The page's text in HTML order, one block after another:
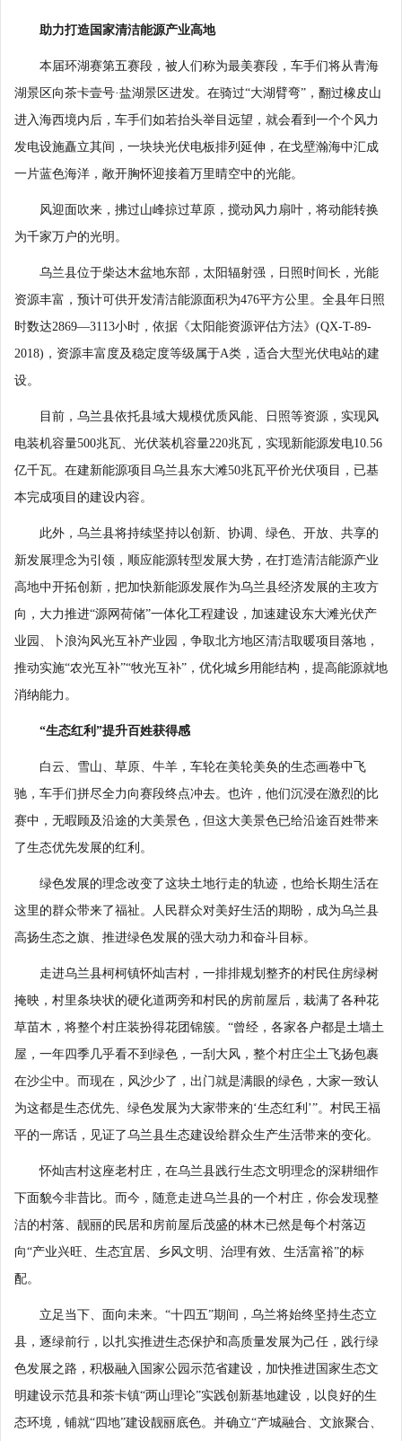
助力打造国家清洁能源产业高地
本届环湖赛第五赛段，被人们称为最美赛段，车手们将从青海
湖景区向茶卡壹号·盐湖景区进发。在骑过“大湖臂弯”，翻过橡皮山
进入海西境内后，车手们如若抬头举目远望，就会看到一个个风力
发电设施矗立其间，一块块光伏电板排列延伸，在戈壁瀚海中汇成
一片蓝色海洋，敞开胸怀迎接着万里晴空中的光能。
风迎面吹来，拂过山峰掠过草原，搅动风力扇叶，将动能转换
为千家万户的光明。
乌兰县位于柴达木盆地东部，太阳辐射强，日照时间长，光能
资源丰富，预计可供开发清洁能源面积为476平方公里。全县年日照
时数达2869—3113小时，依据《太阳能资源评估方法》(QX-T-89-
2018)，资源丰富度及稳定度等级属于A类，适合大型光伏电站的建
设。
目前，乌兰县依托县域大规模优质风能、日照等资源，实现风
电装机容量500兆瓦、光伏装机容量220兆瓦，实现新能源发电10.56
亿千瓦。在建新能源项目乌兰县东大滩50兆瓦平价光伏项目，已基
本完成项目的建设内容。
此外，乌兰县将持续坚持以创新、协调、绿色、开放、共享的
新发展理念为引领，顺应能源转型发展大势，在打造清洁能源产业
高地中开拓创新，把加快新能源发展作为乌兰县经济发展的主攻方
向，大力推进“源网荷储”一体化工程建设，加速建设东大滩光伏产
业园、卜浪沟风光互补产业园，争取北方地区清洁取暖项目落地，
推动实施“农光互补”“牧光互补”，优化城乡用能结构，提高能源就地
消纳能力。
“生态红利”提升百姓获得感
白云、雪山、草原、牛羊，车轮在美轮美奂的生态画卷中飞
驰，车手们拼尽全力向赛段终点冲去。也许，他们沉浸在激烈的比
赛中，无暇顾及沿途的大美景色，但这大美景色已给沿途百姓带来
了生态优先发展的红利。
绿色发展的理念改变了这块土地行走的轨迹，也给长期生活在
这里的群众带来了福祉。人民群众对美好生活的期盼，成为乌兰县
高扬生态之旗、推进绿色发展的强大动力和奋斗目标。
走进乌兰县柯柯镇怀灿吉村，一排排规划整齐的村民住房绿树
掩映，村里条块状的硬化道两旁和村民的房前屋后，栽满了各种花
草苗木，将整个村庄装扮得花团锦簇。“曾经，各家各户都是土墙土
屋，一年四季几乎看不到绿色，一刮大风，整个村庄尘土飞扬包裹
在沙尘中。而现在，风沙少了，出门就是满眼的绿色，大家一致认
为这都是生态优先、绿色发展为大家带来的‘生态红利’”。村民王福
平的一席话，见证了乌兰县生态建设给群众生产生活带来的变化。
怀灿吉村这座老村庄，在乌兰县践行生态文明理念的深耕细作
下面貌今非昔比。而今，随意走进乌兰县的一个村庄，你会发现整
洁的村落、靓丽的民居和房前屋后茂盛的林木已然是每个村落迈
向“产业兴旺、生态宜居、乡风文明、治理有效、生活富裕”的标
配。
立足当下、面向未来。“十四五”期间，乌兰将始终坚持生态立
县，逐绿前行，以扎实推进生态保护和高质量发展为己任，践行绿
色发展之路，积极融入国家公园示范省建设，加快推进国家生态文
明建设示范县和茶卡镇“两山理论”实践创新基地建设，以良好的生
态环境，铺就“四地”建设靓丽底色。并确立“产城融合、文旅聚合、